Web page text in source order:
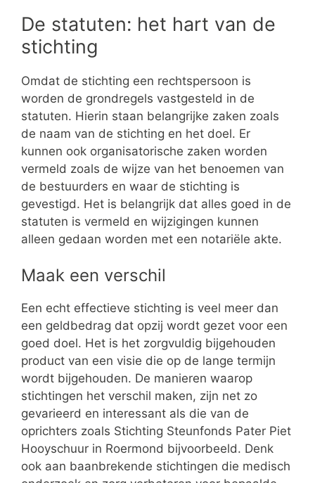
De statuten: het hart van de
stichting
Omdat de stichting een rechtspersoon is
worden de grondregels vastgesteld in de
statuten. Hierin staan belangrijke zaken zoals
de naam van de stichting en het doel. Er
kunnen ook organisatorische zaken worden
vermeld zoals de wijze van het benoemen van
de bestuurders en waar de stichting is
gevestigd. Het is belangrijk dat alles goed in de
statuten is vermeld en wijzigingen kunnen
alleen gedaan worden met een notariële akte.
Maak een verschil
Een echt effectieve stichting is veel meer dan
een geldbedrag dat opzij wordt gezet voor een
goed doel. Het is het zorgvuldig bijgehouden
product van een visie die op de lange termijn
wordt bijgehouden. De manieren waarop
stichtingen het verschil maken, zijn net zo
gevarieerd en interessant als die van de
oprichters zoals Stichting Steunfonds Pater Piet
Hooyschuur in Roermond bijvoorbeeld. Denk
ook aan baanbrekende stichtingen die medisch